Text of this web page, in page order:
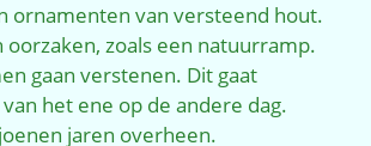
ornamenten van versteend hout.
oorzaken, zoals een natuurramp.
gaan verstenen. Dit gaat
het ene op de andere dag.
jaren overheen.